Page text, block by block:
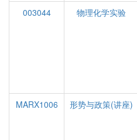
003044
物理化学实验
MARX1006
形势与政策(讲座)